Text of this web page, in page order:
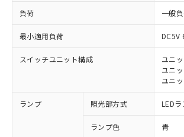
負荷 一般
最小適用負荷 DC5V
スイッチユニット構成
ユニ
ユニ
ユニ
ランプ 照光部方式 LED
ランプ色 青
対応済み：EU RoHS指令（10物
非含有に対応した製品が提供可能